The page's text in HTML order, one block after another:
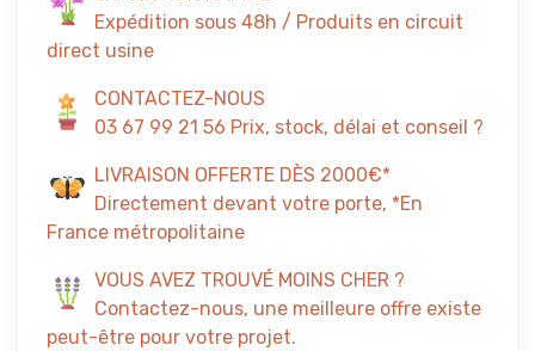
Expédition sous 48h / Produits en circuit
direct usine
CONTACTEZ-NOUS
03 67 99 21 56 Prix, stock, délai et conseil ?
LIVRAISON OFFERTE DÈS 2000€*
Directement devant votre porte, *En
France métropolitaine
VOUS AVEZ TROUVÉ MOINS CHER ?
Contactez-nous, une meilleure offre existe
peut-être pour votre projet.